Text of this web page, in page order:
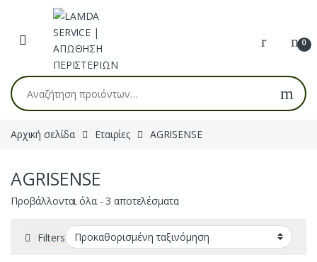
Skip to navigation
Skip to content
0
Αναζήτηση για:
Αρχική σελίδα Εταιρίες AGRISENSE
AGRISENSE
Προβάλλονται όλα - 3 αποτελέσματα
Filters